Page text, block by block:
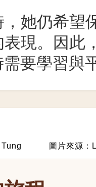
，她仍希望
表現。因此
要學習與
圖片來源